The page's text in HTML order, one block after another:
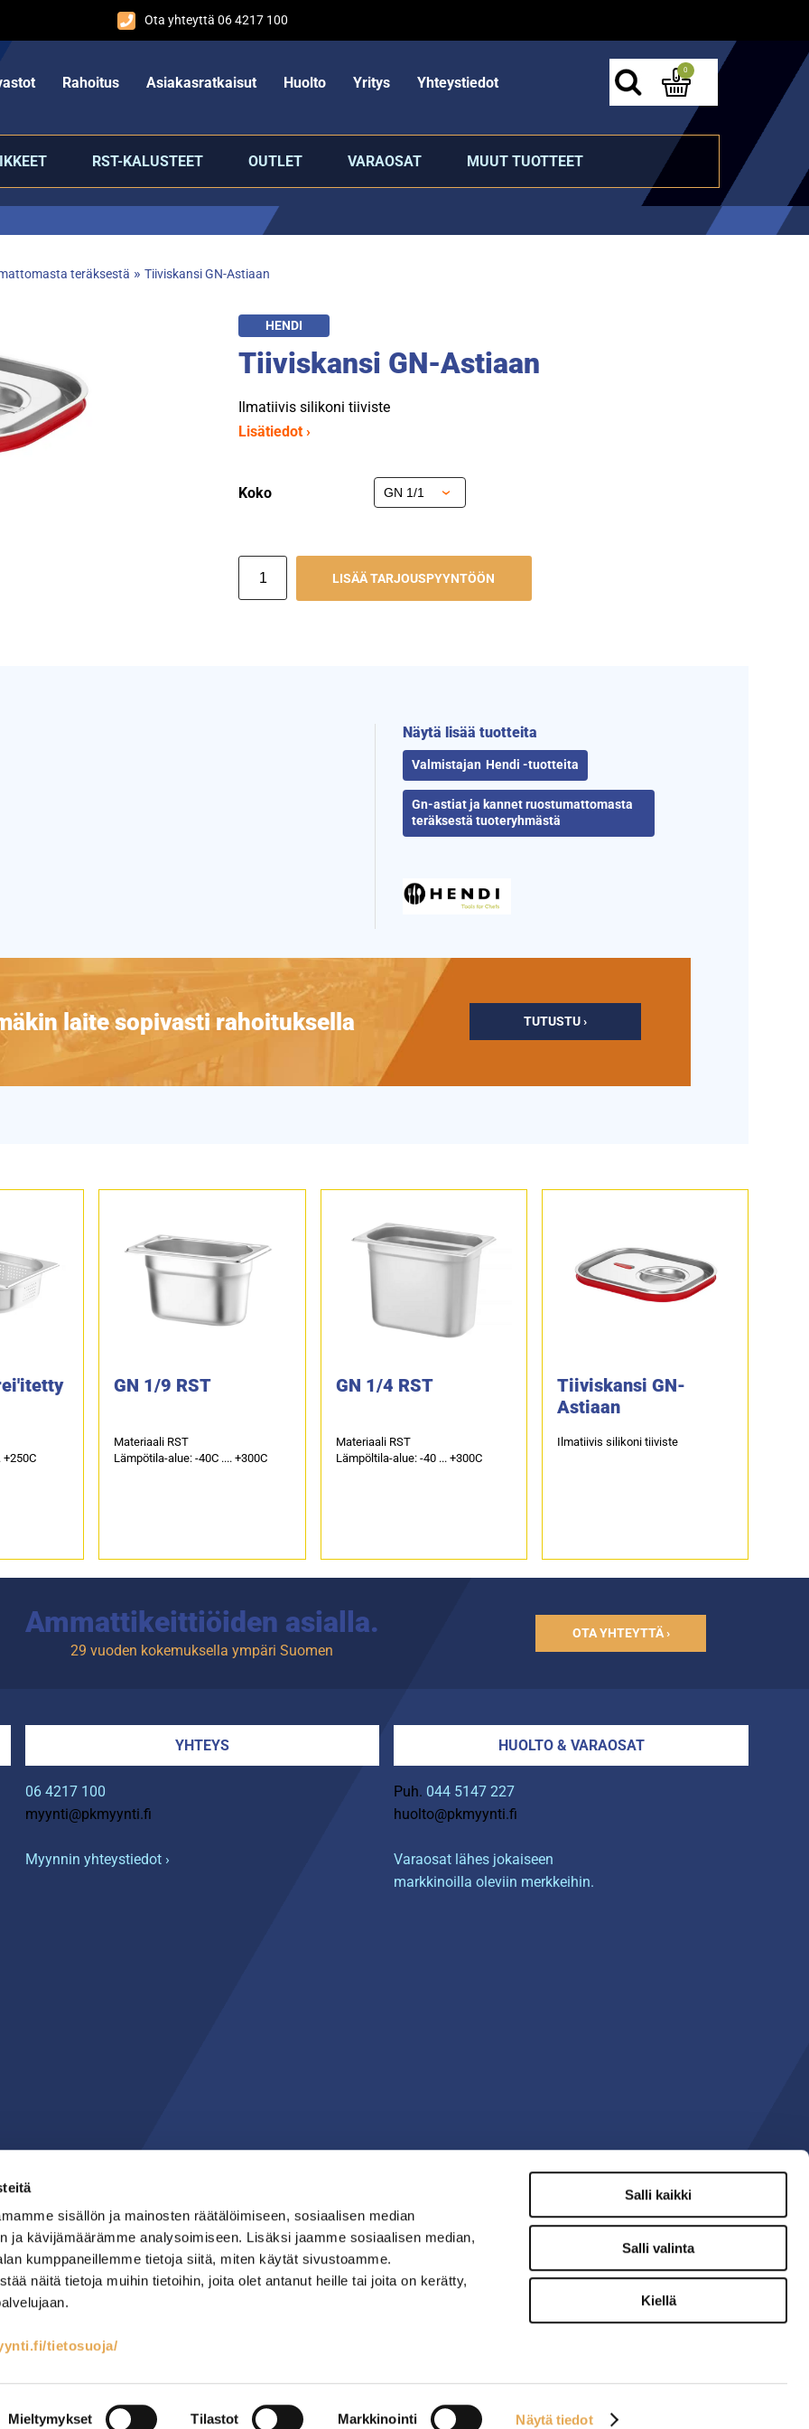
sisällön ja mainosten räätälöimiseen, sosiaalisen median
ja kävijämäärämme analysoimiseen. Lisäksi jaamme sosiaalisen median,
kumppaneillemme tietoja siitä, miten käytät sivustoamme.
näitä tietoja muihin tietoihin, joita olet antanut heille tai joita on kerätty,
tietosuoja/
Mieltymykset Tilastot Markkinointi Näytä tiedot
Salli kaikki
Salli valinta
Kiellä
Ota yhteyttä 06 4217 100
Rahoitus Asiakasratkaisut Huolto Yritys Yhteystiedot
0
RST-KALUSTEET OUTLET VARAOSAT MUUT TUOTTEET
teräksestä » Tiiviskansi GN-Astiaan
HENDI
Tiiviskansi GN-Astiaan
Ilmatiivis silikoni tiiviste
Lisätiedot ›
Koko
LISÄÄ TARJOUSPYYNTÖÖN
Näytä lisää tuotteita
Hendi -tuotteita
Gn-astiat ja kannet ruostumattomasta
teräksestä tuoteryhmästä
laite sopivasti rahoituksella TUTUSTU ›
+250C
GN 1/9 RST
Materiaali RST
Lämpötila-alue: -40C .... +300C
GN 1/4 RST
Materiaali RST
Lämpöltila-alue: -40 ... +300C
Tiiviskansi GN-
Astiaan
Ilmatiivis silikoni tiiviste
Ammattikeittiöiden asialla.
29 vuoden kokemuksella ympäri Suomen
OTA YHTEYTTÄ ›
YHTEYS
06 4217 100
myynti@pkmyynti.fi
Myynnin yhteystiedot ›
HUOLTO & VARAOSAT
Puh. 044 5147 227
huolto@pkmyynti.fi
Varaosat lähes jokaiseen
markkinoilla oleviin merkkeihin.
RST-kalusteet
Mainostoimisto Semio